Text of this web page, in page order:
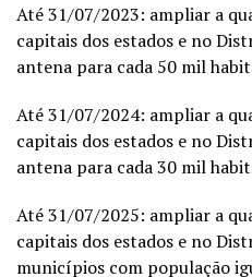
Até 31/07/2023: ampliar a
capitais dos estados e no
antena para cada 50 mil
Até 31/07/2024: ampliar a
capitais dos estados e no
antena para cada 30 mil
Até 31/07/2025: ampliar a
capitais dos estados e no
municípios com população